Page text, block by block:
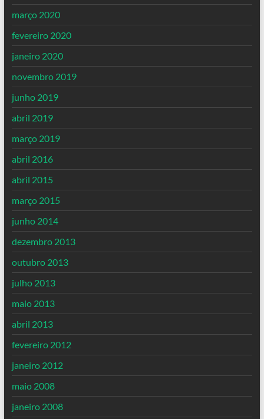
março 2020
fevereiro 2020
janeiro 2020
novembro 2019
junho 2019
abril 2019
março 2019
abril 2016
abril 2015
março 2015
junho 2014
dezembro 2013
outubro 2013
julho 2013
maio 2013
abril 2013
fevereiro 2012
janeiro 2012
maio 2008
janeiro 2008